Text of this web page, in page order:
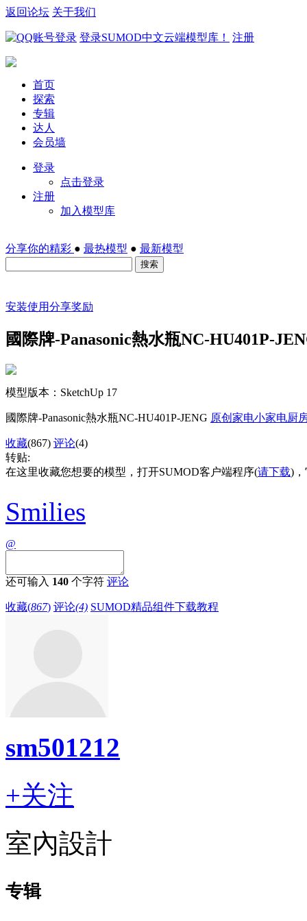
返回论坛 关于我们
登录SUMOD中文云端模型库！ 注册
首页
探索
专辑
达人
会员墙
登录
点击登录
注册
加入模型库
分享你的精彩 ● 最热模型 ● 最新模型
搜索
安装使用分享奖励
國際牌-Panasonic熱水瓶NC-HU401P-
模型版本：SketchUp 17
國際牌-Panasonic熱水瓶NC-HU401P-JENG 原创 家电小家电厨
收藏(867) 评论(4)
转贴:
在这里收藏您想要的模型，打开SUMOD客户端程序(请下载)
Smilies
@
还可输入 140 个字符 评论
收藏(867) 评论(4) SUMOD精品组件下载教程
sm501212
+关注
室內設計
专辑